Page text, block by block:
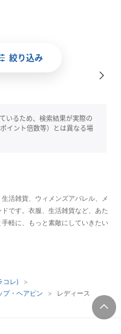
絞り込み
いるため、検索結果が実際の
イント倍数等）とは異なる場
活雑貨、ウィメンズアパレル、メ
です。衣服、生活雑貨など、あた
軽に、もっと素敵にしていきたい
コレ)
プ・ヘアピン レディース